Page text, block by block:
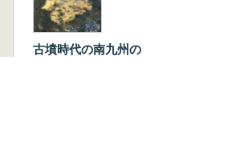
古墳時代の南九州の